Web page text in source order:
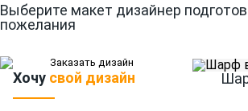
Выберите макет дизайнер
пожелания
Хочу свой дизайн